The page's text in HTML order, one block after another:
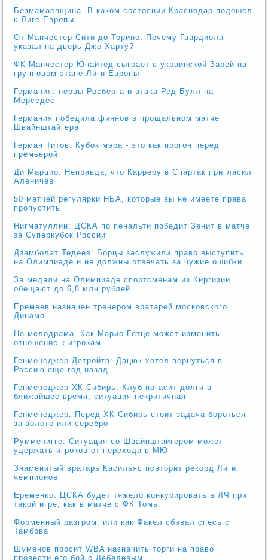
Безмамаевщина. В каком состоянии Краснодар подошел
к Лиге Европы
От Манчестер Сити до Торино. Почему Гвардиола
указал на дверь Джо Харту?
ФК Манчестер Юнайтед сыграет с украинской Зарей на
групповом этапе Лиги Европы
Германия: нервы Росберга и атака Ред Булл на
Мерседес
Германия победила финнов в прощальном матче
Швайнштайгера
Герман Титов: Кубок мэра - это как прогон перед
премьерой
Ди Марцио: Неправда, что Карреру в Спартак пригласил
Аленичев
50 матчей регулярки НБА, которые вы не имеете права
пропустить
Нигматуллин: ЦСКА по пенальти победит Зенит в матче
за Суперкубок России
Дзамболат Тедеев: Борцы заслужили право выступить
на Олимпиаде и не должны отвечать за чужие ошибки
За медали на Олимпиаде спортсменам из Киргизии
обещают до 6,8 млн рублей
Еремеев назначен тренером вратарей московского
Динамо
Не мелодрама. Как Марио Гётце может изменить
отношение к игрокам
Генменеджер Детройта: Дацюк хотел вернуться в
Россию еще год назад
Генменеджер ХК Сибирь: Клуб погасит долги в
ближайшее время, ситуация некритичная
Генменеджер: Перед ХК Сибирь стоит задача бороться
за золото или серебро
Румменигге: Ситуация со Швайнштайгером может
удержать игроков от перехода в МЮ
Знаменитый вратарь Касильяс повторит рекорд Лиги
чемпионов
Еременко: ЦСКА будет тяжело конкурировать в ЛЧ при
такой игре, как в матче с ФК Томь
Форменный разгром, или как Факел сбивал спесь с
Тамбова
Шуменов просит WBA назначить торги на право
провести его бой с Лебедевым